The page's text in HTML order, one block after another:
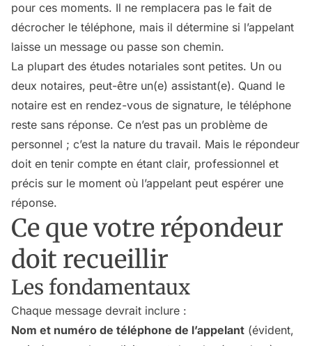
pour ces moments. Il ne remplacera pas le fait de
décrocher le téléphone, mais il détermine si l’appelant
laisse un message ou passe son chemin.
La plupart des études notariales sont petites. Un ou
deux notaires, peut-être un(e) assistant(e). Quand le
notaire est en rendez-vous de signature, le téléphone
reste sans réponse. Ce n’est pas un problème de
personnel ; c’est la nature du travail. Mais le répondeur
doit en tenir compte en étant clair, professionnel et
précis sur le moment où l’appelant peut espérer une
réponse.
Ce que votre répondeur
doit recueillir
Les fondamentaux
Chaque message devrait inclure :
Nom et numéro de téléphone de l’appelant (évident,